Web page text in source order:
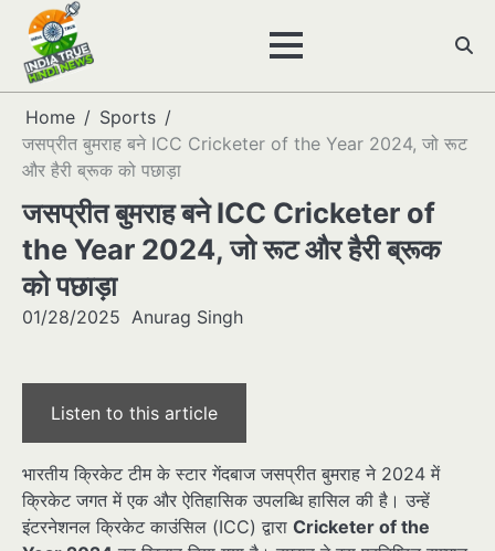
Skip
content
Home
Sports
जसप्रीत बुमराह बने ICC Cricketer of the Year 2024, जो रूट
और हैरी ब्रूक को पछाड़ा
जसप्रीत बुमराह बने ICC Cricketer of
the Year 2024, जो रूट और हैरी ब्रूक
को पछाड़ा
01/28/2025 Anurag Singh
Listen to this article
भारतीय क्रिकेट टीम के स्टार गेंदबाज जसप्रीत बुमराह ने 2024 में
क्रिकेट जगत में एक और ऐतिहासिक उपलब्धि हासिल की है। उन्हें
इंटरनेशनल क्रिकेट काउंसिल (ICC) द्वारा Cricketer of the